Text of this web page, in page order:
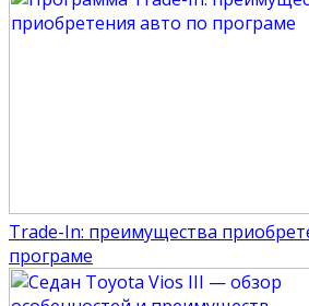
Trade-In: преимущества
програме